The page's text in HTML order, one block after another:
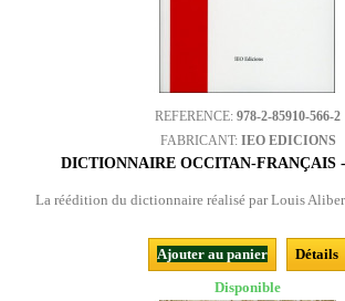
REFERENCE: 978-2-85910-566-2
FABRICANT: IEO EDICIONS
DICTIONNAIRE OCCITAN-FRANÇAIS
La réédition du dictionnaire réalisé par Louis
Ajouter au panier
Détails
Disponible